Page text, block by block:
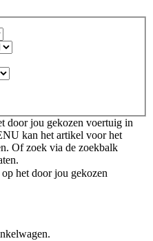
door jou gekozen voertuig in
kan het artikel voor het
Of zoek via de zoekbalk
het door jou gekozen